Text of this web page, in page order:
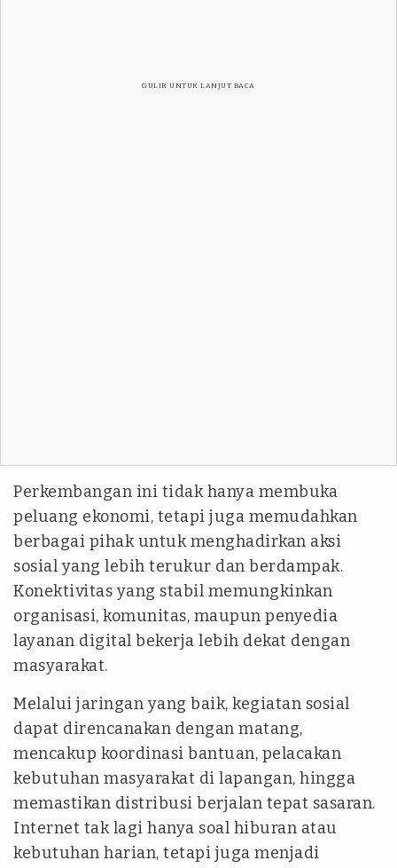
GULIR UNTUK LANJUT BACA
Perkembangan ini tidak hanya membuka
peluang ekonomi, tetapi juga memudahkan
berbagai pihak untuk menghadirkan aksi
sosial yang lebih terukur dan berdampak.
Konektivitas yang stabil memungkinkan
organisasi, komunitas, maupun penyedia
layanan digital bekerja lebih dekat dengan
masyarakat.
Melalui jaringan yang baik, kegiatan sosial
dapat direncanakan dengan matang,
mencakup koordinasi bantuan, pelacakan
kebutuhan masyarakat di lapangan, hingga
memastikan distribusi berjalan tepat sasaran.
Internet tak lagi hanya soal hiburan atau
kebutuhan harian, tetapi juga menjadi